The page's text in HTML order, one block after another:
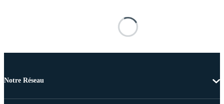
Notre Réseau